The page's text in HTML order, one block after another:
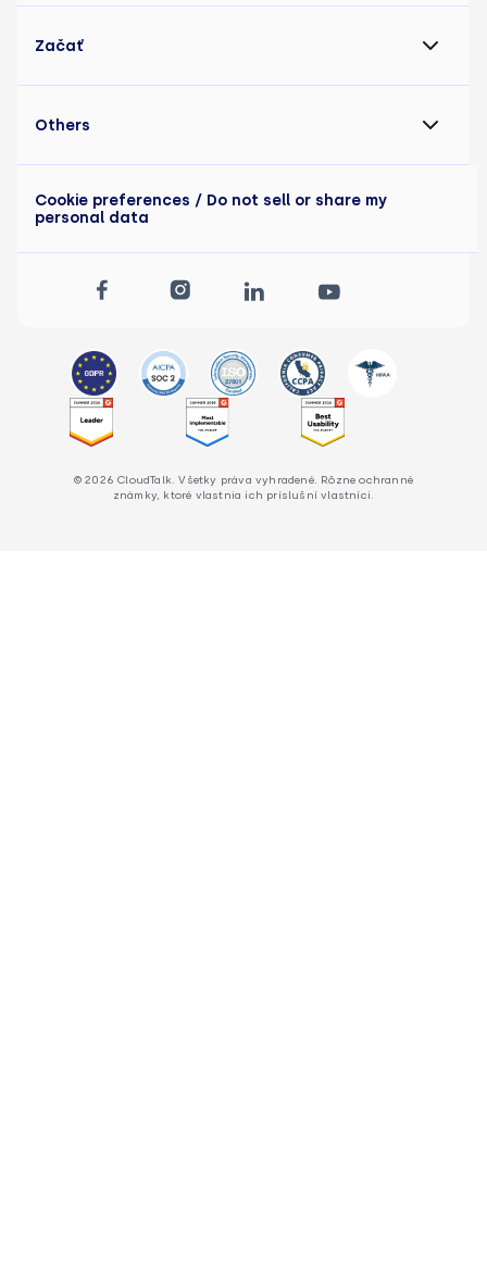
Začať
© 2026 CloudTalk. Všetky práva vyhradené. Rôzne ochranné
známky, ktoré vlastnia ich príslušní vlastníci.
Others
Cookie preferences / Do not sell or share my
personal data